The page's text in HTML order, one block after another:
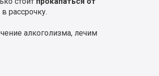
рассрочку.
алкоголизма, лечим